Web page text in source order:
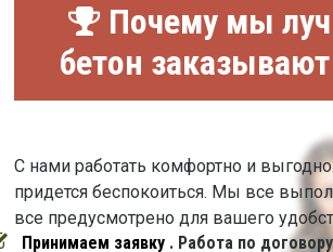
Почему мы
бетон
С нами работать комфортно и
придется беспокоиться. Мы все
все предусмотрено для вашего
Принимаем заявку . Работа по